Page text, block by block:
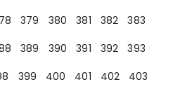
379 380 381 382
383
389 390 391 392
393
399 400 401 402
403